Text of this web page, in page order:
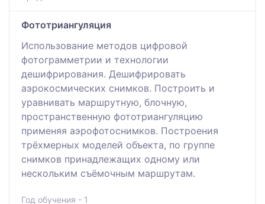
Фототриангуляция
Использование методов цифровой
фотограмметрии и технологии
дешифрирования. Дешифрировать
аэрокосмических снимков. Построить и
уравнивать маршрутную, блочную,
пространственную фототриангуляцию
применяя аэрофотоснимков. Построения
трёхмерных моделей объекта, по группе
снимков принадлежащих одному или
нескольким съёмочным маршрутам.
Год обучения - 1